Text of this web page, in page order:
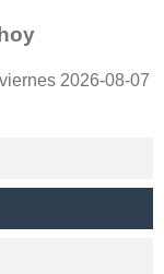
2026-08-07